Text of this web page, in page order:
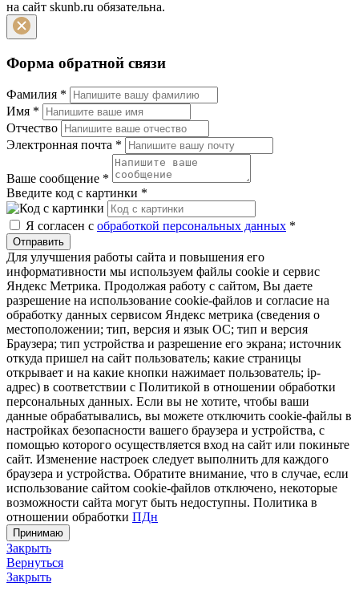
на сайт skunb.ru обязательна.
Форма обратной связи
Фамилия *
Имя *
Отчество
Электронная почта *
Ваше сообщение *
Введите код с картинки *
Я согласен с обработкой персональных данных *
Отправить
Для улучшения работы сайта и повышения его
информативности мы используем файлы cookie и сервис
Яндекс Метрика. Продолжая работу с сайтом, Вы даете
разрешение на использование cookie-файлов и согласие на
обработку данных сервисом Яндекс метрика (сведения о
местоположении; тип, версия и язык ОС; тип и версия
Браузера; тип устройства и разрешение его экрана; источник
откуда пришел на сайт пользователь; какие страницы
открывает и на какие кнопки нажимает пользователь; ip-
адрес) в соответствии с Политикой в отношении обработки
персональных данных. Если вы не хотите, чтобы ваши
данные обрабатывались, вы можете отключить cookie-файлы в
настройках безопасности вашего браузера и устройства, с
помощью которого осуществляется вход на сайт или покиньте
сайт. Изменение настроек следует выполнить для каждого
браузера и устройства. Обратите внимание, что в случае, если
использование сайтом cookie-файлов отключено, некоторые
возможности сайта могут быть недоступны. Политика в
отношении обработки ПДн
Принимаю
Закрыть
Вернуться
Закрыть